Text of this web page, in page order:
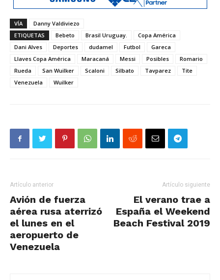
VÍA
Danny Valdiviezo
ETIQUETAS
Bebeto Brasil Uruguay.
Copa América
Dani Alves
Deportes dudamel Futbol
Gareca
Llaves Copa América
Maracaná Messi Posibles
Romario
Rueda
San Wuilker Scaloni Silbato Tavparez
Tite
Venezuela
Wuilker
Artículo anterior
Avión de fuerza
aérea rusa aterrizó
el lunes en el
aeropuerto de
Venezuela
Artículo siguiente
El verano trae a
España el Weekend
Beach Festival 2019